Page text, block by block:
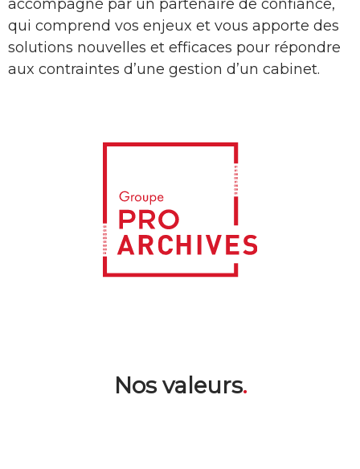
accompagné par un partenaire de confiance,
qui comprend vos enjeux et vous apporte des
solutions nouvelles et efficaces pour répondre
aux contraintes d’une gestion d’un cabinet.
Nos valeurs.